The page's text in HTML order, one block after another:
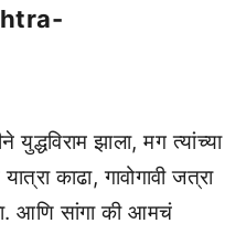
युद्धविराम झाला, मग त्यांच्या
काढा, गावोगावी जत्रा
आणि सांगा की आमचं